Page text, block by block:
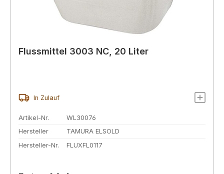
Flussmittel 3003 NC, 20 Liter
In Zulauf
Artikel-Nr.
WL30076
Hersteller
TAMURA ELSOLD
Hersteller-Nr.
FLUXFL0117